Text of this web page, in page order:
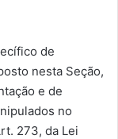
de
nesta Seção,
e de
no
273, da Lei